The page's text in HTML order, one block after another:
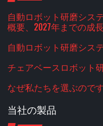
自動ロボット研磨シス
概要、2027年までの成
自動ロボット研磨シス
チェアベースロボット
なぜ私たちを選ぶので
当社の製品